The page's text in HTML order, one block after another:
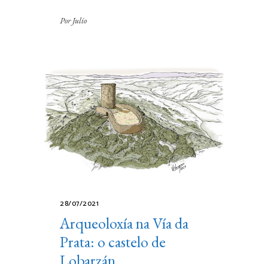
Por Julio
28/07/2021
Arqueoloxía na Vía da
Prata: o castelo de